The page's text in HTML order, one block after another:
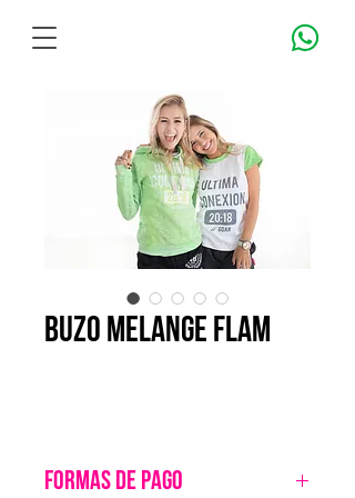
BUZO MELANGE FLAM
FORMAS DE PAGO